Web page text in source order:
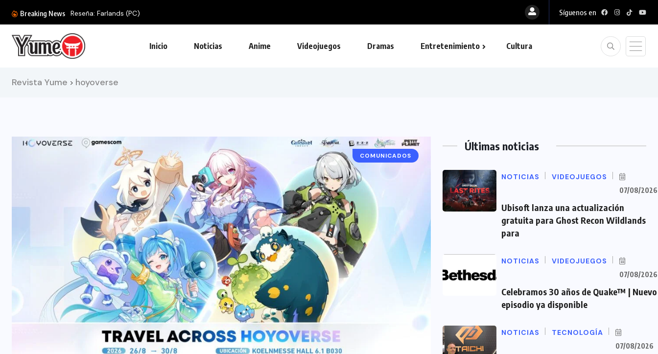
Breaking News Reseña: Farlands (PC) Síguenos en
Inicio Noticias Anime Videojuegos Dramas Entretenimiento Cultura
Revista Yume > hoyoverse
COMUNICADOS
Últimas noticias
NOTICIAS VIDEOJUEGOS
07/08/2026
Ubisoft lanza una actualización
gratuita para Ghost Recon Wildlands
para
NOTICIAS VIDEOJUEGOS
07/08/2026
Celebramos 30 años de Quake™ | Nuevo
episodio ya disponible
NOTICIAS TECNOLOGÍA
07/08/2026